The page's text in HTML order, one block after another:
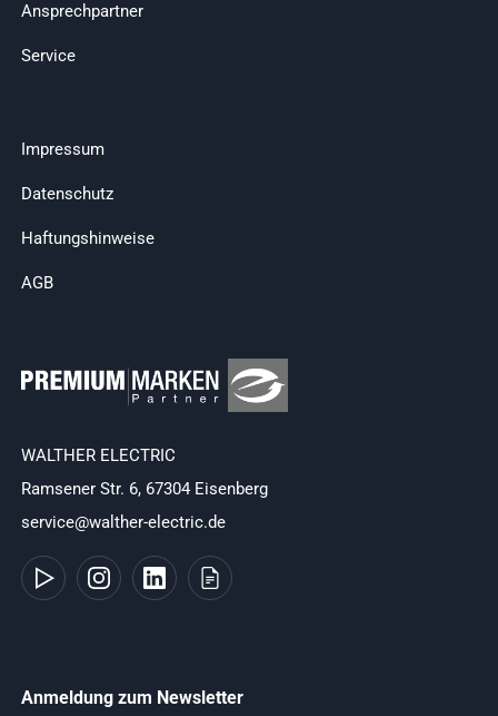
Ansprechpartner
Service
Impressum
Datenschutz
Haftungshinweise
AGB
WALTHER ELECTRIC
Ramsener Str. 6, 67304 Eisenberg
service@walther-electric.de
Anmeldung zum Newsletter